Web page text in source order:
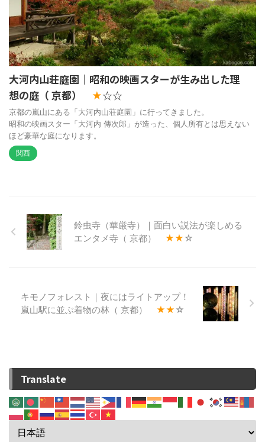
大河内山荘庭園｜昭和の映画スターが生み出した理
想の庭（ 京都）
★☆☆
京都の嵐山にある「大河内山荘庭園」に行ってきました。
昭和の映画スター「大河内 傳次郎」が造った、個人所有とは思えない
ほど豪華な庭になります。
関西
鈴虫寺（華厳寺）｜面白い説法が楽しめる
エンタメ寺（ 京都） ★★ ☆
キモノフォレスト｜夜にはライトアップ！
嵐山駅に並ぶ着物の林（ 京都） ★★ ☆
Translate